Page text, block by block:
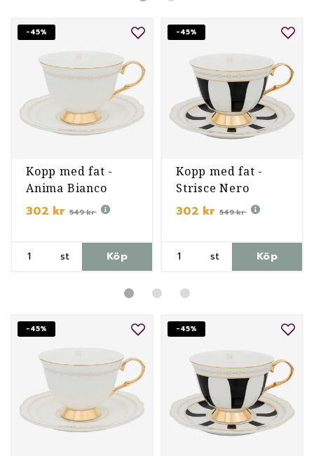
-45%
Kopp med fat -
Anima Bianco
302 kr 549 kr
st Köp
-45%
Kopp med fat -
Strisce Nero
302 kr 549 kr
st Köp
-45% -45%